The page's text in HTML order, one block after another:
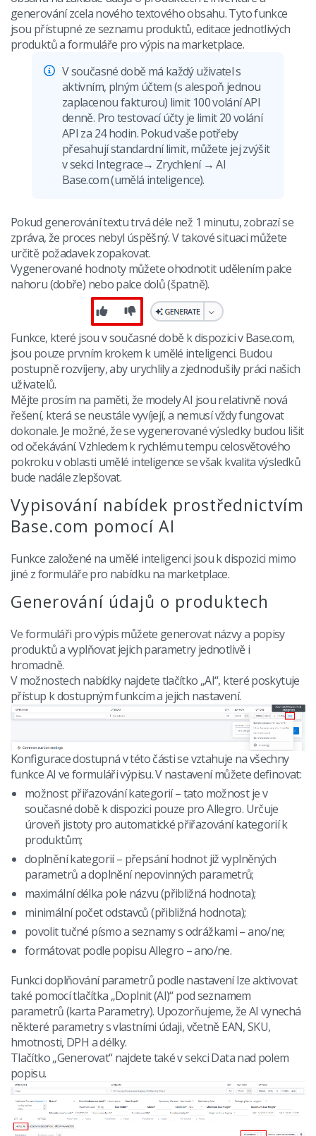
generování zcela nového textového obsahu. Tyto funkce
jsou přístupné ze seznamu produktů, editace jednotlivých
produktů a formuláře pro výpis na marketplace.
V současné době má každý uživatel s
aktivním, plným účtem (s alespoň jednou
zaplacenou fakturou) limit 100 volání API
denně. Pro testovací účty je limit 20 volání
API za 24 hodin. Pokud vaše potřeby
přesahují standardní limit, můžete jej zvýšit
v sekci Integrace→ Zrychlení → AI
Base.com (umělá inteligence).
Pokud generování textu trvá déle než 1 minutu, zobrazí se
zpráva, že proces nebyl úspěšný. V takové situaci můžete
určitě požadavek zopakovat.
Vygenerované hodnoty můžete ohodnotit udělením palce
nahoru (dobře) nebo palce dolů (špatně).
Funkce, které jsou v současné době k dispozici v Base.com,
jsou pouze prvním krokem k umělé inteligenci. Budou
postupně rozvíjeny, aby urychlily a zjednodušily práci našich
uživatelů.
Mějte prosím na paměti, že modely AI jsou relativně nová
řešení, která se neustále vyvíjejí, a nemusí vždy fungovat
dokonale. Je možné, že se vygenerované výsledky budou lišit
od očekávání. Vzhledem k rychlému tempu celosvětového
pokroku v oblasti umělé inteligence se však kvalita výsledků
bude nadále zlepšovat.
Vypisování nabídek prostřednictvím
Base.com pomocí AI
Funkce založené na umělé inteligenci jsou k dispozici mimo
jiné z formuláře pro nabídku na marketplace.
Generování údajů o produktech
Ve formuláři pro výpis můžete generovat názvy a popisy
produktů a vyplňovat jejich parametry jednotlivě i
hromadně.
V možnostech nabídky najdete tlačítko „AI“, které poskytuje
přístup k dostupným funkcím a jejich nastavení.
Konfigurace dostupná v této části se vztahuje na všechny
funkce AI ve formuláři výpisu. V nastavení můžete definovat:
možnost přiřazování kategorií – tato možnost je v
současné době k dispozici pouze pro Allegro. Určuje
úroveň jistoty pro automatické přiřazování kategorií k
produktům;
doplnění kategorií – přepsání hodnot již vyplněných
parametrů a doplnění nepovinných parametrů;
maximální délka pole názvu (přibližná hodnota);
minimální počet odstavců (přibližná hodnota);
povolit tučné písmo a seznamy s odrážkami – ano/ne;
formátovat podle popisu Allegro – ano/ne.
Funkci doplňování parametrů podle nastavení lze aktivovat
také pomocí tlačítka „Doplnit (AI)“ pod seznamem
parametrů (karta Parametry). Upozorňujeme, že AI vynechá
některé parametry s vlastními údaji, včetně EAN, SKU,
hmotnosti, DPH a délky.
Tlačítko „Generovat“ najdete také v sekci Data nad polem
popisu.